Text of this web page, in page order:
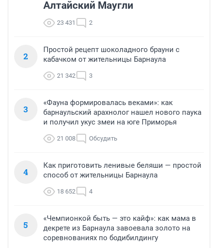
Алтайский Маугли
23 431 2
2
Простой рецепт шоколадного брауни с
кабачком от жительницы Барнаула
21 342 3
3
«Фауна формировалась веками»: как
барнаульский арахнолог нашел нового паука
и получил укус змеи на юге Приморья
21 008 Обсудить
4
Как приготовить ленивые беляши — простой
способ от жительницы Барнаула
18 652 4
5
«Чемпионкой быть — это кайф»: как мама в
декрете из Барнаула завоевала золото на
соревнованиях по бодибилдингу